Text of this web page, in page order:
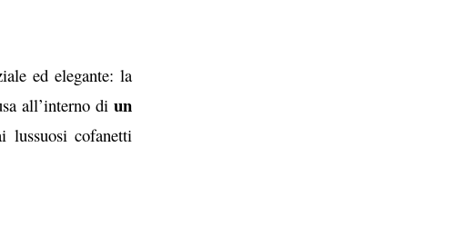
ed elegante: la
all’interno di un
lussuosi cofanetti